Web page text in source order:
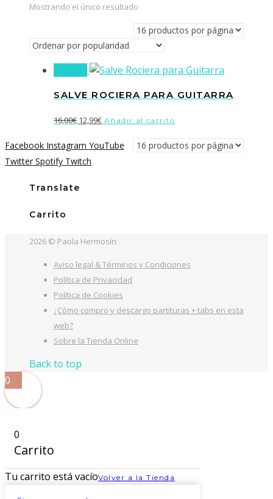
Mostrando el único resultado
SALVE ROCIERA PARA GUITARRA
16,00€ El
original
era:
12,99€El
actual
Añadir al carrito
Facebook Instagram YouTube
Twitter Spotify Twitch
Translate
Carrito
2026 © Paola Hermosín
Aviso legal & Términos y Condiciones
Política de Privacidad
Política de Cookies
¿Cómo compro y descargo partituras + tabs en esta
web?
Sobre la Tienda Online
Back to top
0
0
Carrito
Tu carrito está vacíoVolver a la Tienda